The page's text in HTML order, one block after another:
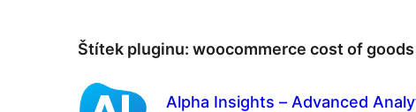
Štítek pluginu: woocommerce cost of goods
Alpha Insights – Advanced